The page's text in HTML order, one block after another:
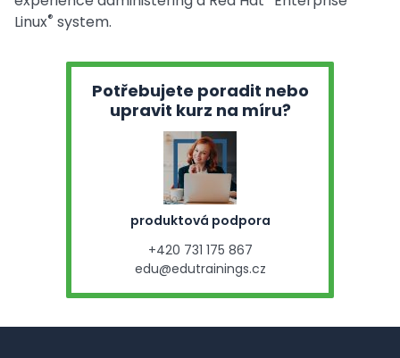
Linux® system.
Potřebujete poradit nebo
upravit kurz na míru?
produktová podpora
+420 731 175 867
edu@edutrainings.cz